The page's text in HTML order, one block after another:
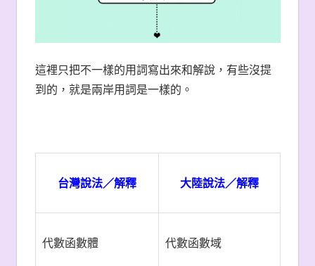
這裡只把不一樣的用詞寫出來和解說，有些沒提
到的，就是兩岸用詞是一樣的。
台灣說法／解釋 大陸說法／解釋
代數函數體 代數函數域